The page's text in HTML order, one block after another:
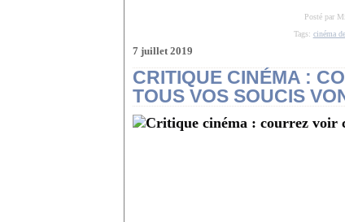
Posté par
Tags: cinéma
7 juillet 2019
CRITIQUE CINÉMA :
TOUS VOS SOUCIS